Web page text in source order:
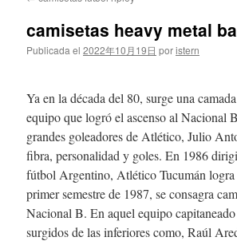
contenido
camisetas heavy metal
Publicada el 2022年10月19日 poristern
Ya en la década del 80, surge una
equipo que logró el ascenso al Nacional
grandes goleadores de Atlético, Julio
fibra, personalidad y goles. En 1986
fútbol Argentino, Atlético Tucumán
primer semestre de 1987, se consagra
Nacional B. En aquel equipo
surgidos de las inferiores como, Raúl